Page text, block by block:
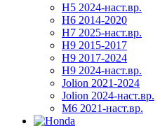
H5 2024-наст.вр.
H6 2014-2020
H7 2025-наст.вр.
H9 2015-2017
H9 2017-2024
H9 2024-наст.вр.
Jolion 2021-2024
Jolion 2024-наст.вр.
М6 2021-наст.вр.